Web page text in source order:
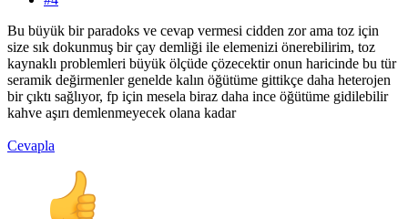
Bu büyük bir paradoks ve cevap vermesi cidden zor ama toz için
size sık dokunmuş bir çay demliği ile elemenizi önerebilirim, toz
kaynaklı problemleri büyük ölçüde çözecektir onun haricinde bu tür
seramik değirmenler genelde kalın öğütüme gittikçe daha heterojen
bir çıktı sağlıyor, fp için mesela biraz daha ince öğütüme gidilebilir
kahve aşırı demlenmeyecek olana kadar
Cevapla